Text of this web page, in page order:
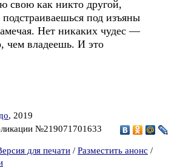
свою как никто другой,
под изъяны
Нет никаких чудес —
чем владеешь. И это
, 2019
№219071701633
для печати / Разместить анонс /